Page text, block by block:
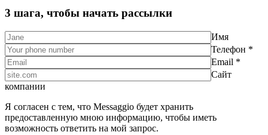
3 шага, чтобы начать рассылки
Имя
Телефон *
Email *
Сайт
компании
Я согласен с тем, что Messaggio будет хранить
предоставленную мною информацию, чтобы иметь
возможность ответить на мой запрос.